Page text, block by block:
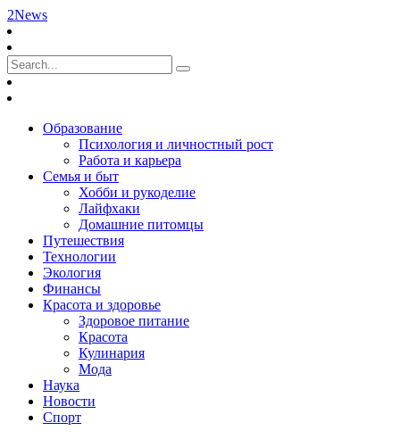
2News
Образование
Психология и личностный рост
Работа и карьера
Семья и быт
Хобби и рукоделие
Лайфхаки
Домашние питомцы
Путешествия
Технологии
Экология
Финансы
Красота и здоровье
Здоровое питание
Красота
Кулинария
Мода
Наука
Новости
Спорт